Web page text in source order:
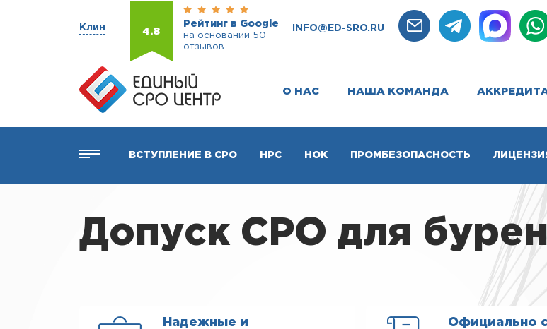
Клин 4.8
Рейтинг в Google
на основании 50
отзывов
INFO@ED-SRO.RU
О НАС НАША КОМАНДА
ВСТУПЛЕНИЕ В СРО НРС НОК ПРОМБЕЗОПАСНОСТЬ
Допуск СРО для
Надежные и
Официально